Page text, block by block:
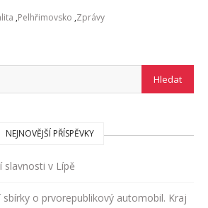
,Pelhřimovsko ,Zprávy
NEJNOVĚJŠÍ PŘÍSPĚVKY
slavnosti v Lípě
sbírky o prvorepublikový automobil. Kraj